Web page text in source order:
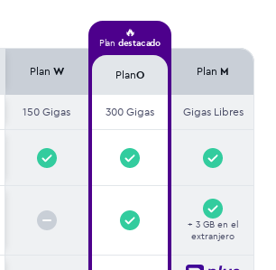
Plan W PlanO Plan M
Plan destacado
🔥
150 Gigas 300 Gigas Gigas Libres
+ 3 GB en el
extranjero